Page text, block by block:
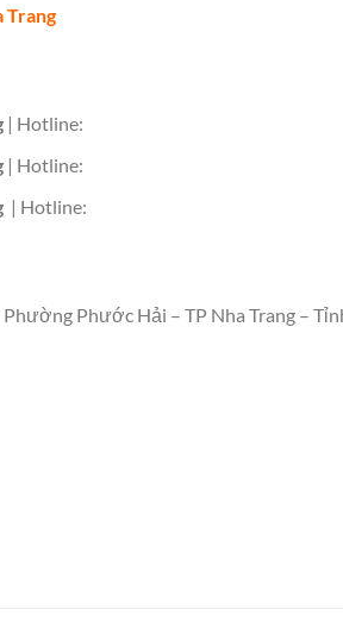
Trang
| Hotline:
| Hotline:
| Hotline:
Phước Hải – TP Nha Trang –